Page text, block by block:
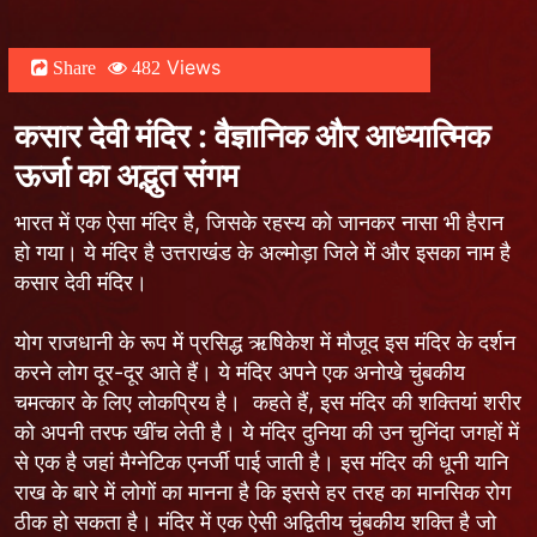
Share 482 Views
कसार देवी मंदिर : वैज्ञानिक और आध्यात्मिक
ऊर्जा का अद्भुत संगम
भारत में एक ऐसा मंदिर है, जिसके रहस्य को जानकर नासा भी हैरान
हो गया। ये मंदिर है उत्तराखंड के अल्मोड़ा जिले में और इसका नाम है
कसार देवी मंदिर।
योग राजधानी के रूप में प्रसिद्ध ऋषिकेश में मौजूद इस मंदिर के दर्शन
करने लोग दूर-दूर आते हैं। ये मंदिर अपने एक अनोखे चुंबकीय
चमत्कार के लिए लोकप्रिय है। कहते हैं, इस मंदिर की शक्तियां शरीर
को अपनी तरफ खींच लेती है। ये मंदिर दुनिया की उन चुनिंदा जगहों में
से एक है जहां मैग्नेटिक एनर्जी पाई जाती है। इस मंदिर की धूनी यानि
राख के बारे में लोगों का मानना है कि इससे हर तरह का मानसिक रोग
ठीक हो सकता है। मंदिर में एक ऐसी अद्वितीय चुंबकीय शक्ति है जो